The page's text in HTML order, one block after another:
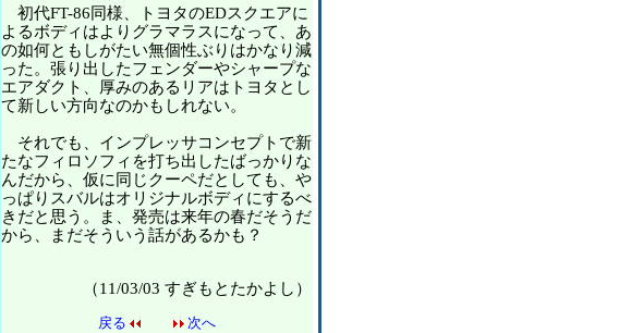
初代FT-86同様、トヨタのEDスクエアに
よるボディはよりグラマラスになって、あ
の如何ともしがたい無個性ぶりはかなり減
った。張り出したフェンダーやシャープな
エアダクト、厚みのあるリアはトヨタとし
て新しい方向なのかもしれない。
それでも、インプレッサコンセプトで新
たなフィロソフィを打ち出したばっかりな
んだから、仮に同じクーペだとしても、や
っぱりスバルはオリジナルボディにするべ
きだと思う。ま、発売は来年の春だそうだ
から、まだそういう話があるかも？
（11/03/03 すぎもとたかよし）
戻る 次へ